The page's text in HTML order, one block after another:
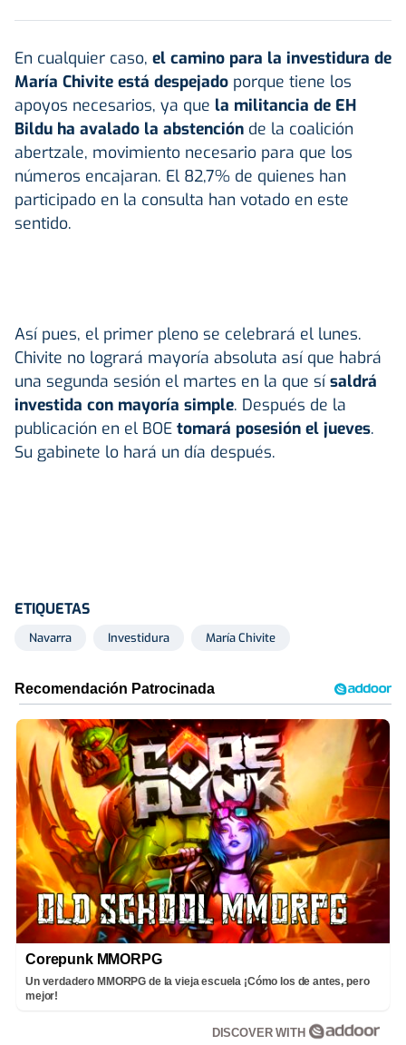
En cualquier caso, el camino para la investidura de
María Chivite está despejado porque tiene los
apoyos necesarios, ya que la militancia de EH
Bildu ha avalado la abstención de la coalición
abertzale, movimiento necesario para que los
números encajaran. El 82,7% de quienes han
participado en la consulta han votado en este
sentido.
Así pues, el primer pleno se celebrará el lunes.
Chivite no logrará mayoría absoluta así que habrá
una segunda sesión el martes en la que sísaldrá
investida con mayoría simple. Después de la
publicación en el BOE tomará posesión el jueves.
Su gabinete lo hará un día después.
ETIQUETAS
Navarra Investidura María Chivite
Corepunk MMORPG
Un verdadero MMORPG de la vieja escuela ¡Cómo los de antes, pero
mejor!
DISCOVER WITH